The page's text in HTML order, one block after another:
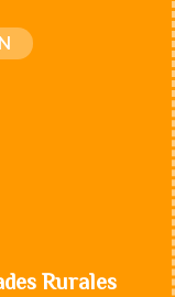
Rurales